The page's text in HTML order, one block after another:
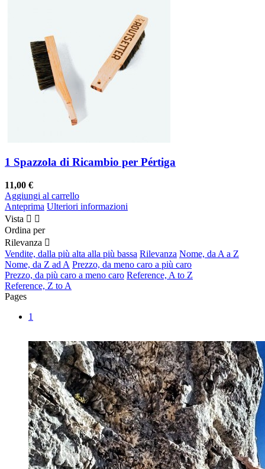
1 Spazzola di Ricambio per Pértiga
11,00 €
Aggiungi al carrello
Anteprima Ulteriori informazioni
Vista  
Ordina per
Rilevanza 
Vendite, dalla più alta alla più bassa Rilevanza Nome, da A a Z
Nome, da Z ad A Prezzo, da meno caro a più caro
Prezzo, da più caro a meno caro Reference, A to Z
Reference, Z to A
Pages
1